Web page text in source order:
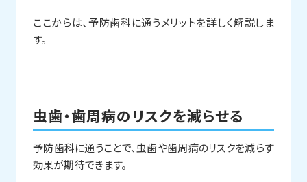
ここからは、予防歯科に通うメリットを詳しく解説しま
す。
虫歯・歯周病のリスクを減らせる
予防歯科に通うことで、虫歯や歯周病のリスクを減らす
効果が期待できます。